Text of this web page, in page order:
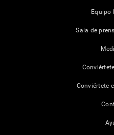
Equipo
Sala de
Conviértete